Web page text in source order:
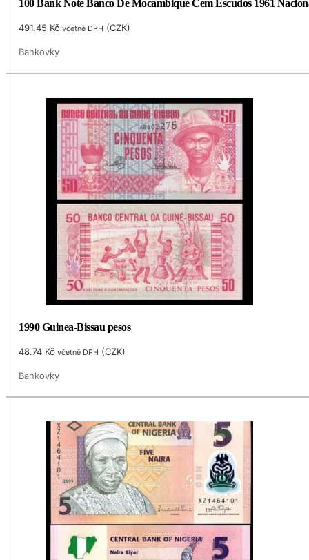
100 Bank Note Banco De Mocambique Cem Escudos 1961
491.45 Kč včetně DPH (CZK)
Bankovky
1990 Guinea-Bissau pesos
48.74 Kč včetně DPH (CZK)
Bankovky